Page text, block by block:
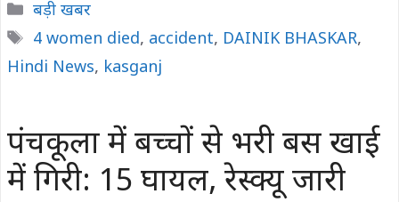
Categories
बड़ी खबर
Tags
4 women died, accident, DAINIK BHASKAR,
Hindi News, kasganj
पंचकूला में बच्चों से भरी बस खाई
में गिरी: 15 घायल, रेस्क्यू जारी